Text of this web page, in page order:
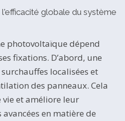
globale du système
photovoltaïque dépend
fixations. D’abord, une
localisées et
des panneaux. Cela
et améliore leur
en matière de